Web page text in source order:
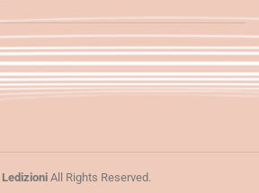
LedizioniAll Rights Reserved.